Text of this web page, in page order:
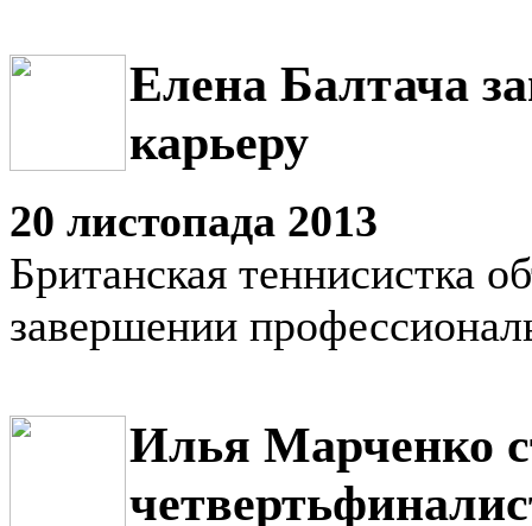
Елена Балтача
карьеру
20 листопада 2013
Британская теннисистка
завершении
Илья Марченко